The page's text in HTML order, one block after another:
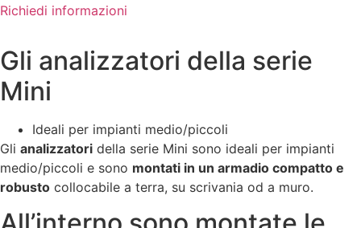
Richiedi informazioni
Gli analizzatori della serie
Mini
Ideali per impianti medio/piccoli
Gli analizzatori della serie Mini sono ideali per impianti
medio/piccoli e sono montati in un armadio compatto e
robusto collocabile a terra, su scrivania od a muro.